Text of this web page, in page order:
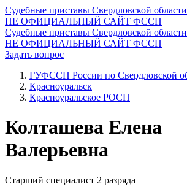
Судебные приставы Свердловской области
НЕ ОФИЦИАЛЬНЫЙ САЙТ ФССП
Судебные приставы Свердловской области
НЕ ОФИЦИАЛЬНЫЙ САЙТ ФССП
Задать вопрос
ГУФССП России по Свердловской
Красноуральск
Красноуральское РОСП
Колташева Елена
Валерьевна
Старший специалист 2 разряда